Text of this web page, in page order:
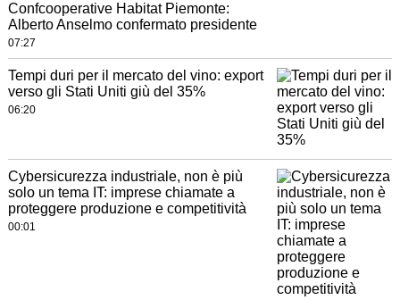
Confcooperative Habitat Piemonte:
Alberto Anselmo confermato presidente
07:27
Tempi duri per il mercato del vino: export
verso gli Stati Uniti giù del 35%
06:20
Cybersicurezza industriale, non è più
solo un tema IT: imprese chiamate a
proteggere produzione e competitività
00:01